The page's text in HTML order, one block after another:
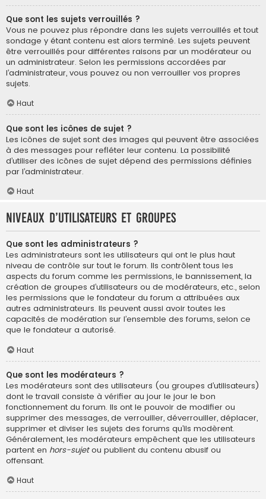
Que sont les sujets verrouillés ?
Vous ne pouvez plus répondre dans les sujets verrouillés et tout
sondage y étant contenu est alors terminé. Les sujets peuvent
être verrouillés pour différentes raisons par un modérateur ou
un administrateur. Selon les permissions accordées par
l’administrateur, vous pouvez ou non verrouiller vos propres
sujets.
Haut
Que sont les icônes de sujet ?
Les icônes de sujet sont des images qui peuvent être associées
à des messages pour refléter leur contenu. La possibilité
d’utiliser des icônes de sujet dépend des permissions définies
par l’administrateur.
Haut
Niveaux d’utilisateurs et groupes
Que sont les administrateurs ?
Les administrateurs sont les utilisateurs qui ont le plus haut
niveau de contrôle sur tout le forum. Ils contrôlent tous les
aspects du forum comme les permissions, le bannissement, la
création de groupes d’utilisateurs ou de modérateurs, etc., selon
les permissions que le fondateur du forum a attribuées aux
autres administrateurs. Ils peuvent aussi avoir toutes les
capacités de modération sur l’ensemble des forums, selon ce
que le fondateur a autorisé.
Haut
Que sont les modérateurs ?
Les modérateurs sont des utilisateurs (ou groupes d’utilisateurs)
dont le travail consiste à vérifier au jour le jour le bon
fonctionnement du forum. Ils ont le pouvoir de modifier ou
supprimer des messages, de verrouiller, déverrouiller, déplacer,
supprimer et diviser les sujets des forums qu’ils modèrent.
Généralement, les modérateurs empêchent que les utilisateurs
partent en hors-sujetou publient du contenu abusif ou
offensant.
Haut